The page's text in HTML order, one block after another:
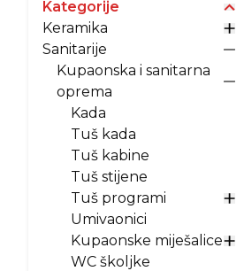
Kategorije
Keramika
Sanitarije
Kupaonska i sanitarna
oprema
Kada
Tuš kada
Tuš kabine
Tuš stijene
Tuš programi
Umivaonici
Kupaonske miješalice
WC školjke